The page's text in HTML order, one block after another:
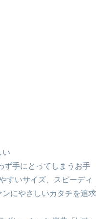
い
ず手にとってしまうお手
すいサイズ、スピーディ
にやさしいカタチを追求